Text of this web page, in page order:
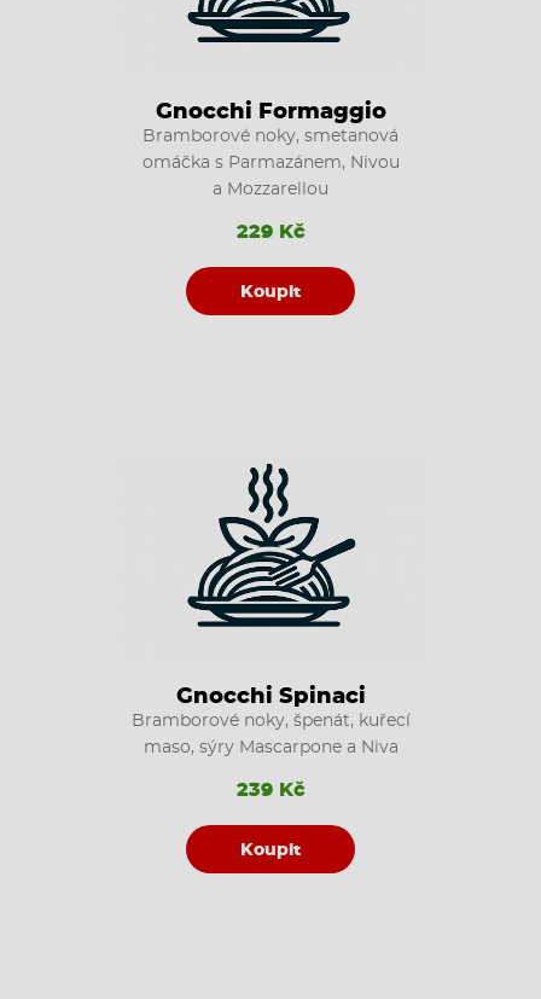
Gnocchi Formaggio
Bramborové noky, smetanová
omáčka s Parmazánem, Nivou
a Mozzarellou
229 Kč
Koupit
Gnocchi Spinaci
Bramborové noky, špenát, kuřecí
maso, sýry Mascarpone a Niva
239 Kč
Koupit